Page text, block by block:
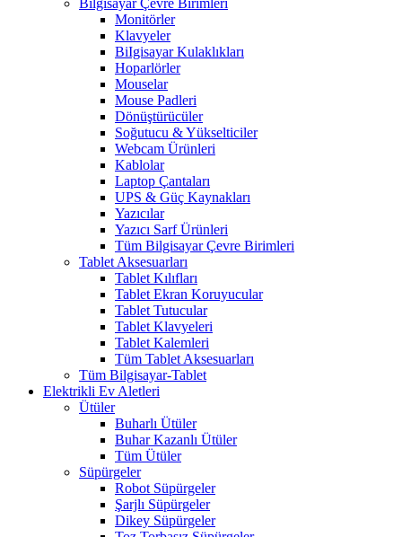
Bilgisayar Çevre Birimleri
Monitörler
Klavyeler
BiIgisayar Kulaklıkları
Hoparlörler
Mouselar
Mouse Padleri
Dönüştürücüler
Soğutucu & Yükselticiler
Webcam Ürünleri
Kablolar
Laptop Çantaları
UPS & Güç Kaynakları
Yazıcılar
Yazıcı Sarf Ürünleri
Tüm Bilgisayar Çevre Birimleri
Tablet Aksesuarları
Tablet Kılıfları
Tablet Ekran Koruyucular
Tablet Tutucular
Tablet Klavyeleri
Tablet Kalemleri
Tüm Tablet Aksesuarları
Tüm Bilgisayar-Tablet
Elektrikli Ev Aletleri
Ütüler
Buharlı Ütüler
Buhar Kazanlı Ütüler
Tüm Ütüler
Süpürgeler
Robot Süpürgeler
Şarjlı Süpürgeler
Dikey Süpürgeler